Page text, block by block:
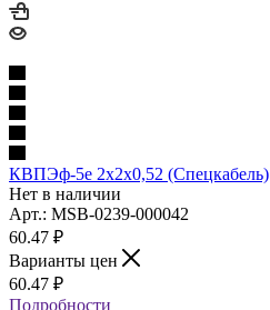
КВПЭф-5е 2х2х0,52 (Спецкабель)
Нет в наличии
Арт.: MSB-0239-000042
60.47 ₽
Варианты цен
60.47 ₽
Подробности